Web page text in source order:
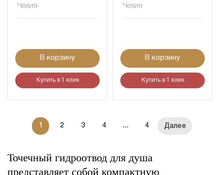
Чехия
В корзину
Купить в 1 клик
Чехия
В корзину
Купить в 1 клик
1 2 3 4 ... 4
Точечный гидроотвод для душа
представляет собой компактную